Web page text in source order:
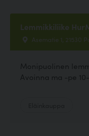
Lemmikkiliike
Asematie 1, 21530
Monipuolinen
Avoinna ma -pe